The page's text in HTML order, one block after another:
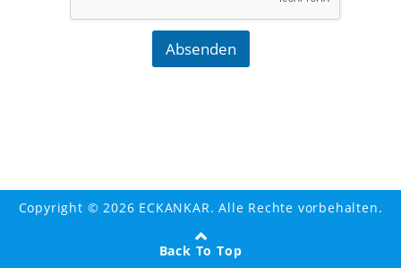
Absenden
Copyright © 2026 ECKANKAR. Alle Rechte vorbehalten.
Back To Top